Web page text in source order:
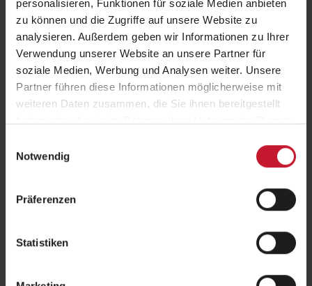
personalisieren, Funktionen für soziale Medien anbieten
zu können und die Zugriffe auf unsere Website zu
analysieren. Außerdem geben wir Informationen zu Ihrer
Verwendung unserer Website an unsere Partner für
soziale Medien, Werbung und Analysen weiter. Unsere
Partner führen diese Informationen möglicherweise mit
weiteren Daten zusammen, die Sie ihnen bereitgestellt
Notwendig
Präferenzen
Statistiken
das Angebot vor Ort:
Um externe Inhalte anzuzeigen, aktivieren Sie bitte Cookies der
Studienberatung der DHfPG